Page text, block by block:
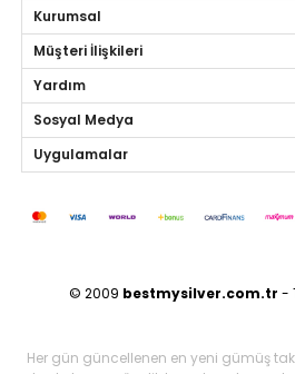
Kurumsal
Müşteri İlişkileri
Yardım
Sosyal Medya
Uygulamalar
© 2009 bestmysilver.com.tr -
Her gün güncellenen en yeni gümüş